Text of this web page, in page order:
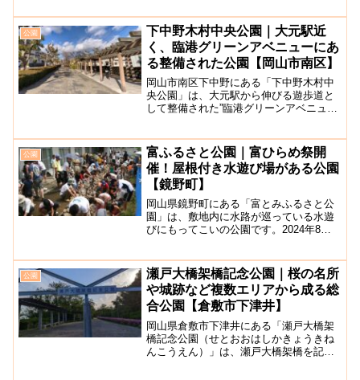
か。遊具はそれほど多くないものの、イ
モムシの形をしたユニーク...
公園
下中野木村中央公園｜大元駅近
く、臨港グリーンアベニューにあ
る整備された公園【岡山市南区】
岡山市南区下中野にある「下中野木村中
央公園」は、大元駅から伸びる遊歩道と
して整備された”臨港グリーンアベニュ
大元駅～南岡山駅（旧岡山港）に向かっ
て伸びる、岡山臨港...
公園
富ふるさと公園｜富ひらめ祭開
催！屋根付き水遊び場がある公園
【鏡野町】
岡山県鏡野町にある「富とみふるさと公
園」は、敷地内に水路が巡っている水遊
びにもってこいの公園です。2024年8月
駐車場から公園に入ってすぐの場所にあ
る水路には大き...
公園
瀬戸大橋架橋記念公園｜桜の名所
や城跡など複数エリアから成る総
合公園【倉敷市下津井】
岡山県倉敷市下津井にある「瀬戸大橋架
橋記念公園（せとおおはしかきょうきね
んこうえん）」は、瀬戸大橋架橋を記念